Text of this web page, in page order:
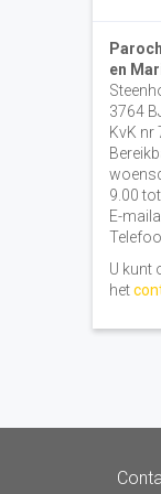
en
3764
KvK nr
9.00
E-
U kunt
het